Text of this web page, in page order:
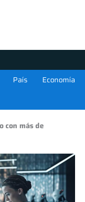
País
Economía
con más de